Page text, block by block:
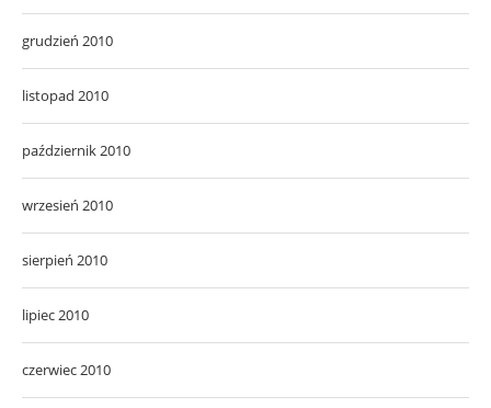
grudzień 2010
listopad 2010
październik 2010
wrzesień 2010
sierpień 2010
lipiec 2010
czerwiec 2010